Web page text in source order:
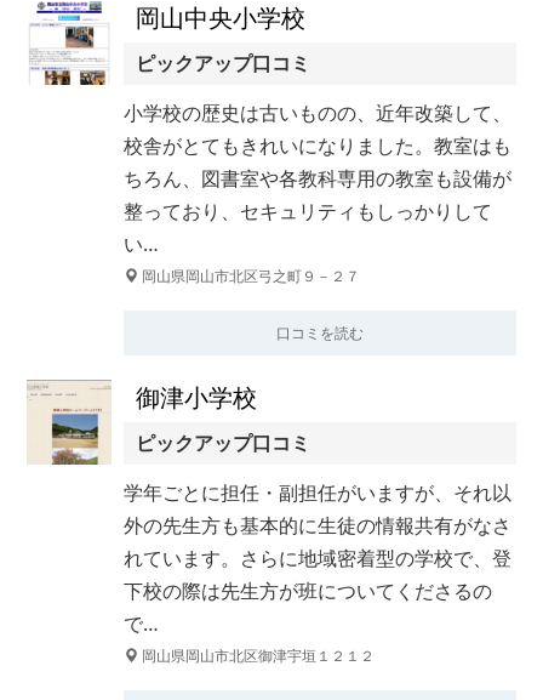
岡山中央小学校
ピックアップ口コミ
小学校の歴史は古いものの、近年改築して、
校舎がとてもきれいになりました。教室はも
ちろん、図書室や各教科専用の教室も設備が
整っており、セキュリティもしっかりして
い…
岡山県岡山市北区弓之町９－２７
口コミを読む
御津小学校
ピックアップ口コミ
学年ごとに担任・副担任がいますが、それ以
外の先生方も基本的に生徒の情報共有がなさ
れています。さらに地域密着型の学校で、登
下校の際は先生方が班についてくださるの
で…
岡山県岡山市北区御津宇垣１２１２